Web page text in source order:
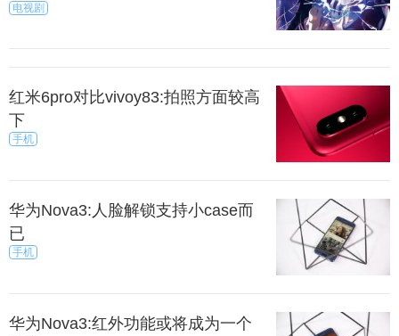
电视剧
红米6pro对比vivoy83:拍照方面较高
下
手机
华为Nova3:人脸解锁支持小case而
已
手机
华为Nova3:红外功能或将成为一个